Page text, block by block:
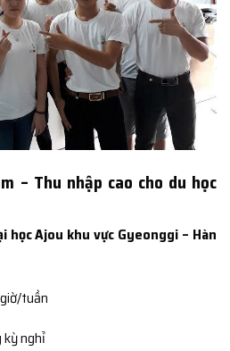
– Thu nhập cao cho du học
học Ajou khu vực Gyeonggi – Hàn
tuần
kỳ nghỉ